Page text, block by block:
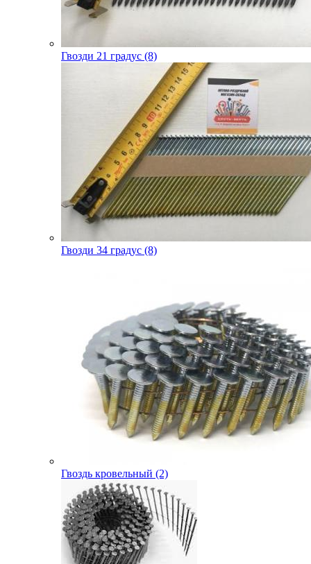
Гвозди 21 градус (8)
Гвозди 34 градус (8)
Гвоздь кровельный (2)